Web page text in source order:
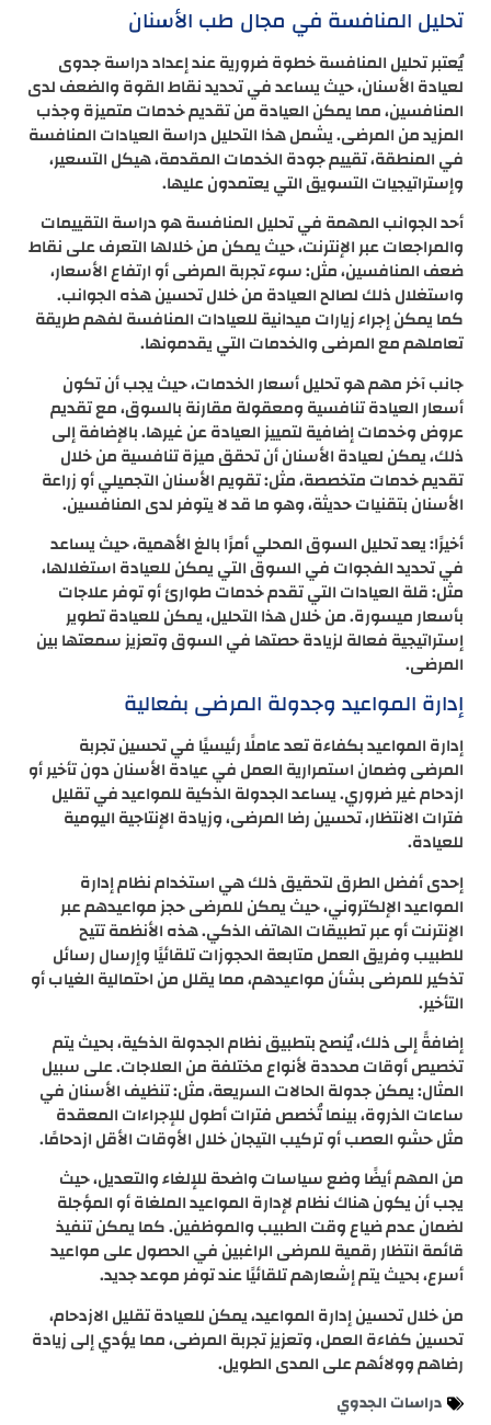
تحليل المنافسة في مجال طب الأسنان
يُعتبر تحليل المنافسة خطوة ضرورية عند إعداد دراسة جدوى
لعيادة الأسنان، حيث يساعد في تحديد نقاط القوة والضعف لدى
المنافسين، مما يمكن العيادة من تقديم خدمات متميزة وجذب
المزيد من المرضى. يشمل هذا التحليل دراسة العيادات المنافسة
في المنطقة، تقييم جودة الخدمات المقدمة، هيكل التسعير،
وإستراتيجيات التسويق التي يعتمدون عليها.
أحد الجوانب المهمة في تحليل المنافسة هو دراسة التقييمات
والمراجعات عبر الإنترنت، حيث يمكن من خلالها التعرف على نقاط
ضعف المنافسين، مثل: سوء تجربة المرضى أو ارتفاع الأسعار،
واستغلال ذلك لصالح العيادة من خلال تحسين هذه الجوانب.
كما يمكن إجراء زيارات ميدانية للعيادات المنافسة لفهم طريقة
تعاملهم مع المرضى والخدمات التي يقدمونها.
جانب آخر مهم هو تحليل أسعار الخدمات، حيث يجب أن تكون
أسعار العيادة تنافسية ومعقولة مقارنة بالسوق، مع تقديم
عروض وخدمات إضافية لتمييز العيادة عن غيرها. بالإضافة إلى
ذلك، يمكن لعيادة الأسنان أن تحقق ميزة تنافسية من خلال
تقديم خدمات متخصصة، مثل: تقويم الأسنان التجميلي أو زراعة
الأسنان بتقنيات حديثة، وهو ما قد لا يتوفر لدى المنافسين.
أخيرًا: يعد تحليل السوق المحلي أمرًا بالغ الأهمية، حيث يساعد
في تحديد الفجوات في السوق التي يمكن للعيادة استغلالها،
مثل: قلة العيادات التي تقدم خدمات طوارئ أو توفر علاجات
بأسعار ميسورة. من خلال هذا التحليل، يمكن للعيادة تطوير
إستراتيجية فعالة لزيادة حصتها في السوق وتعزيز سمعتها بين
المرضى.
إدارة المواعيد وجدولة المرضى بفعالية
إدارة المواعيد بكفاءة تعد عاملًا رئيسيًا في تحسين تجربة
المرضى وضمان استمرارية العمل في عيادة الأسنان دون تأخير أو
ازدحام غير ضروري. يساعد الجدولة الذكية للمواعيد في تقليل
فترات الانتظار، تحسين رضا المرضى، وزيادة الإنتاجية اليومية
للعيادة.
إحدى أفضل الطرق لتحقيق ذلك هي استخدام نظام إدارة
المواعيد الإلكتروني، حيث يمكن للمرضى حجز مواعيدهم عبر
الإنترنت أو عبر تطبيقات الهاتف الذكي. هذه الأنظمة تتيح
للطبيب وفريق العمل متابعة الحجوزات تلقائيًا وإرسال رسائل
تذكير للمرضى بشأن مواعيدهم، مما يقلل من احتمالية الغياب أو
التأخير.
إضافةً إلى ذلك، يُنصح بتطبيق نظام الجدولة الذكية، بحيث يتم
تخصيص أوقات محددة لأنواع مختلفة من العلاجات. على سبيل
المثال: يمكن جدولة الحالات السريعة، مثل: تنظيف الأسنان في
ساعات الذروة، بينما تُخصص فترات أطول للإجراءات المعقدة
مثل حشو العصب أو تركيب التيجان خلال الأوقات الأقل ازدحامًا.
من المهم أيضًا وضع سياسات واضحة للإلغاء والتعديل، حيث
يجب أن يكون هناك نظام لإدارة المواعيد الملغاة أو المؤجلة
لضمان عدم ضياع وقت الطبيب والموظفين. كما يمكن تنفيذ
قائمة انتظار رقمية للمرضى الراغبين في الحصول على مواعيد
أسرع، بحيث يتم إشعارهم تلقائيًا عند توفر موعد جديد.
من خلال تحسين إدارة المواعيد، يمكن للعيادة تقليل الازدحام،
تحسين كفاءة العمل، وتعزيز تجربة المرضى، مما يؤدي إلى زيادة
رضاهم وولائهم على المدى الطويل.
دراسات الجدوي